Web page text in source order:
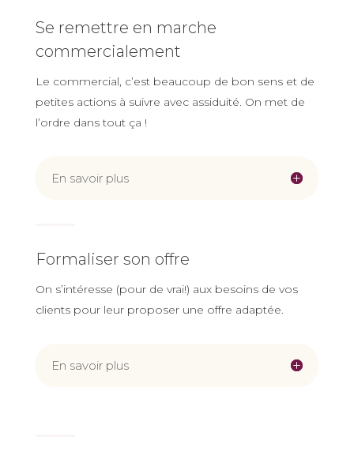
Se remettre en marche
commercialement
Le commercial, c’est beaucoup de bon sens et de
petites actions à suivre avec assiduité. On met de
l’ordre dans tout ça !
En savoir plus
Formaliser son offre
On s’intéresse (pour de vrai!) aux besoins de vos
clients pour leur proposer une offre adaptée.
En savoir plus